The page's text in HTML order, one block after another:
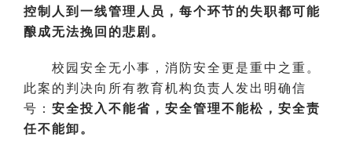
控制人到一线管理人员，每个环节的失职都可能
酿成无法挽回的悲剧。
校园安全无小事，消防安全更是重中之重。
此案的判决向所有教育机构负责人发出明确信
号： 安全投入不能省，安全管理不能松，安全责
任不能卸。